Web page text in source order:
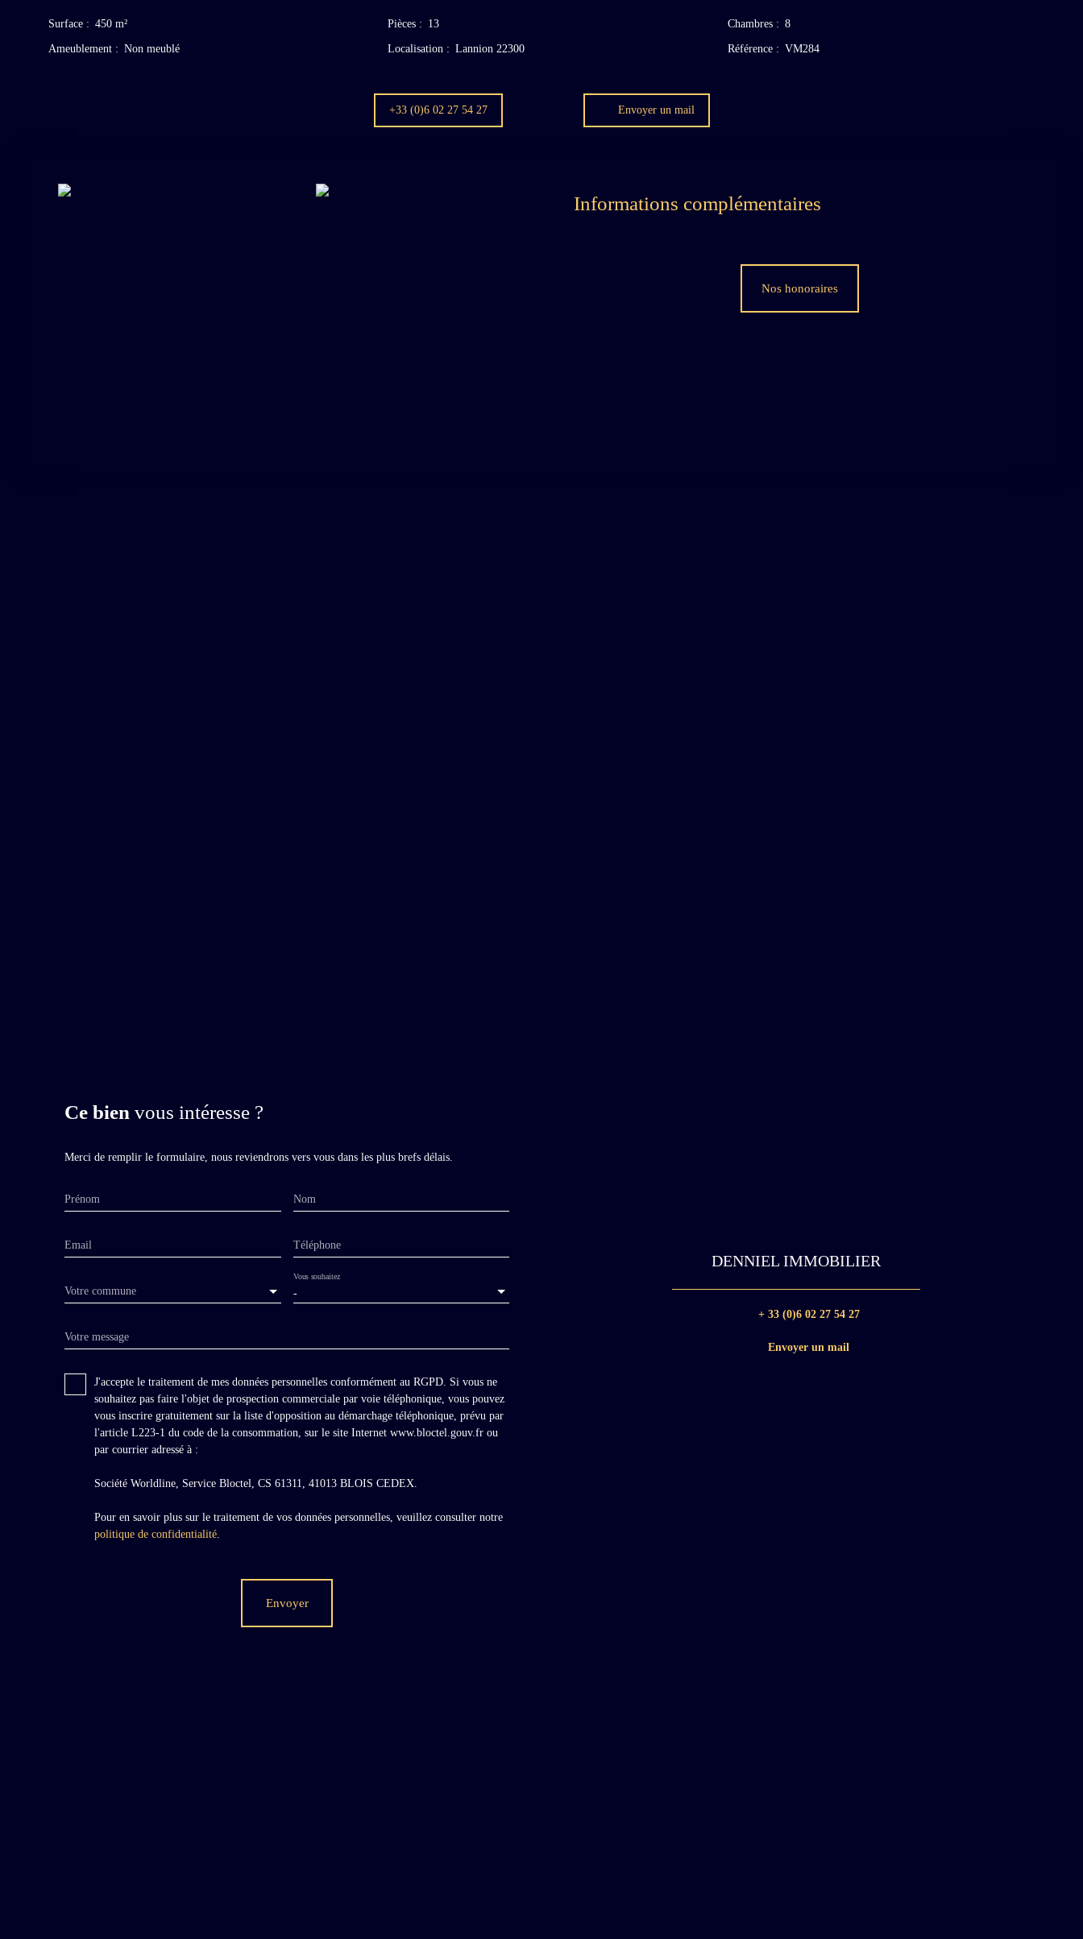
Surface : 450 m² Pièces : 13 Chambres: 8
Ameublement : Non meublé Localisation : Lannion 22300 Référence: VM284
+33 (0)6 02 27 54 27 Envoyer un mail
Informations complémentaires
Nos honoraires
Ce bien vous intéresse ?
Merci de remplir le formulaire, nous reviendrons vers vous dans les plus brefs délais.
Prénom Nom
Email Téléphone
Votre commune -
Vous souhaitez
Votre message
J'accepte le traitement de mes données personnelles conformément au RGPD. Si vous ne
souhaitez pas faire l'objet de prospection commerciale par voie téléphonique, vous pouvez
vous inscrire gratuitement sur la liste d'opposition au démarchage téléphonique, prévu par
l'article L223-1 du code de la consommation, sur le site Internet www.bloctel.gouv.fr ou
par courrier adressé à :
Société Worldline, Service Bloctel, CS 61311, 41013 BLOIS CEDEX.
Pour en savoir plus sur le traitement de vos données personnelles, veuillez consulter notre
politique de confidentialité
Envoyer
DENNIEL IMMOBILIER
+ 33 (0)6 02 27 54 27
Envoyer un mail